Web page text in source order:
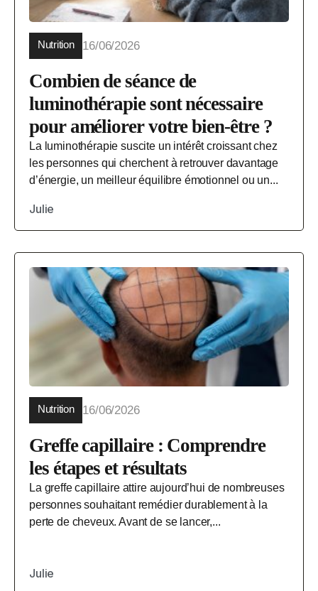
Nutrition 16/06/2026
Combien de séance de
luminothérapie sont nécessaire
pour améliorer votre bien-être ?
La luminothérapie suscite un intérêt croissant chez
les personnes qui cherchent à retrouver davantage
d’énergie, un meilleur équilibre émotionnel ou un...
Julie
Nutrition 16/06/2026
Greffe capillaire : Comprendre
les étapes et résultats
La greffe capillaire attire aujourd’hui de nombreuses
personnes souhaitant remédier durablement à la
perte de cheveux. Avant de se lancer,...
Julie